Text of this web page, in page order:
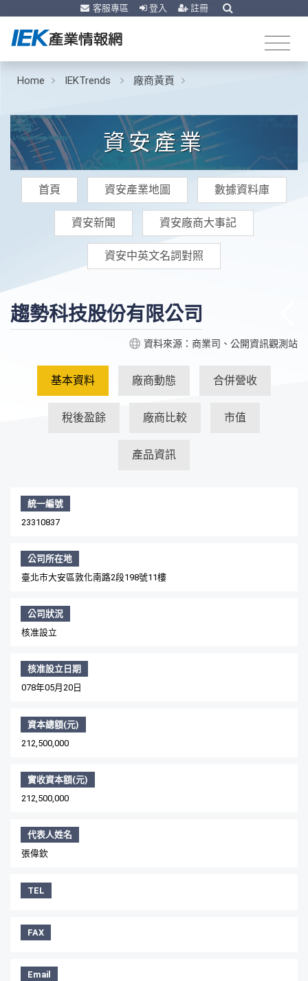
客服專區 登入 註冊
Home IEKTrends 廠商黃頁
資安產業
首頁 資安產業地圖 數據資料庫
資安新聞 資安廠商大事記
資安中英文名詞對照
趨勢科技股份有限公司
資料來源：商業司、公開資訊觀測站
基本資料 廠商動態 合併營收
稅後盈餘 廠商比較 市值
產品資訊
統一編號
23310837
公司所在地
臺北市大安區敦化南路2段198號11樓
公司狀況
核准設立
核准設立日期
078年05月20日
資本總額(元)
212,500,000
實收資本額(元)
212,500,000
代表人姓名
張偉欽
TEL
FAX
Email